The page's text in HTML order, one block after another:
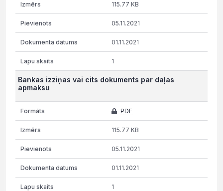
115.77 KB
05.11.2021
01.11.2021
1
Bankas izziņas vai cits dokuments par daļas
apmaksu
PDF
115.77 KB
05.11.2021
01.11.2021
1